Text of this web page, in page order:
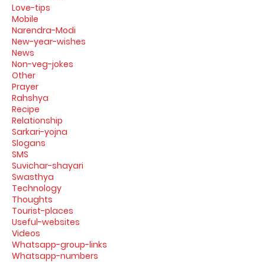
Love-tips
Mobile
Narendra-Modi
New-year-wishes
News
Non-veg-jokes
Other
Prayer
Rahshya
Recipe
Relationship
Sarkari-yojna
Slogans
SMS
Suvichar-shayari
Swasthya
Technology
Thoughts
Tourist-places
Useful-websites
Videos
Whatsapp-group-links
Whatsapp-numbers